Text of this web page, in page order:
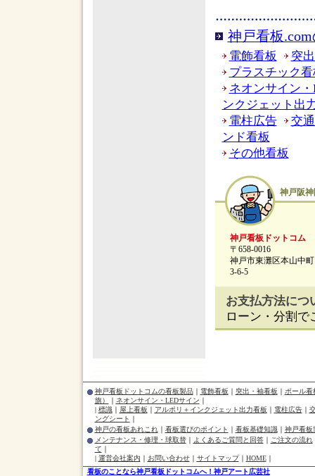
神戸看板
電飾看板
突
プラスチック
ネオンサイン
ンクジェット出
電柱広告
交
ンド看板
その他看板
神戸阪
神戸看板ドットコム
〒658-0016
神戸市東灘区本山中町
3-6-5
お支払方法につ
ローン・分割で
神戸看板ドットコムの看板製品｜ 電飾看板 ｜ 突出・袖看板 ｜ ポール看
旗）
｜ ネオンサイン・LEDサイン ｜
| 標識 ｜ 屋上看板 ｜ アルポリ＋インクジェット出力看板 ｜ 電柱広告｜
ングシート ｜
神戸の看板あれこれ｜ 看板選びのポイント ｜ 看板基礎知識 ｜ 神戸看板
メンテナンス・修理・球取替｜ よくあるご質問と回答｜ ご注文の流れ
て ｜
| 運営会社案内 ｜ お問い合わせ｜ サイトマップ｜ HOME｜
看板のことなら神戸看板ドットコムへ！神戸アート広芸社